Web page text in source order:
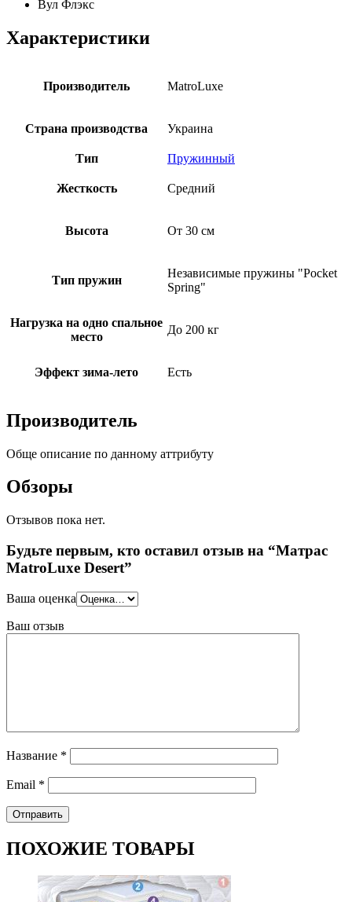
Вул Флэкс
Характеристики
Производитель MatroLuxe
Страна производства Украина
Тип Пружинный
Жесткость Средний
Высота От 30 см
Тип пружин
Независимые пружины "Pocket
Spring"
Нагрузка на одно спальное
место
До 200 кг
Эффект зима-лето Есть
Производитель
Обще описание по данному аттрибуту
Обзоры
Отзывов пока нет.
Будьте первым, кто оставил отзыв на “Матрас
MatroLuxe Desert”
Ваша оценка
Ваш отзыв
Название *
Email *
ПОХОЖИЕ ТОВАРЫ